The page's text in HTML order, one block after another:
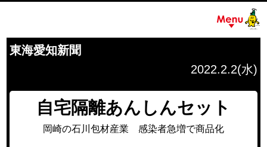
東海愛知新聞
2022.2.2(水)
自宅隔離あんしんセット
岡崎の石川包材産業 感染者急増で商品化